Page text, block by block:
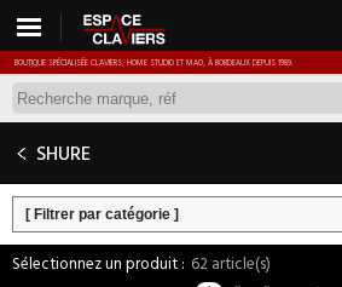
BOUTIQUE SPÉCIALISÉE CLAVIERS, HOME STUDIO ET MAO, À BORDEAUX DEPUIS 1989.
SHURE
[ Filtrer par catégorie ]
62 article(s)